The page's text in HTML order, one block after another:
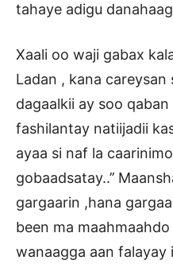
tahaye adigu
Xaali oo waji gabax
Ladan , kana careysan
dagaalkii ay soo
fashilantay natiijadii
ayaa si naf la
gobaadsatay..’’
gargaarin ,hana
been ma
wanaagga aan falayay